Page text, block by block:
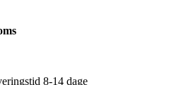
8-14 dage